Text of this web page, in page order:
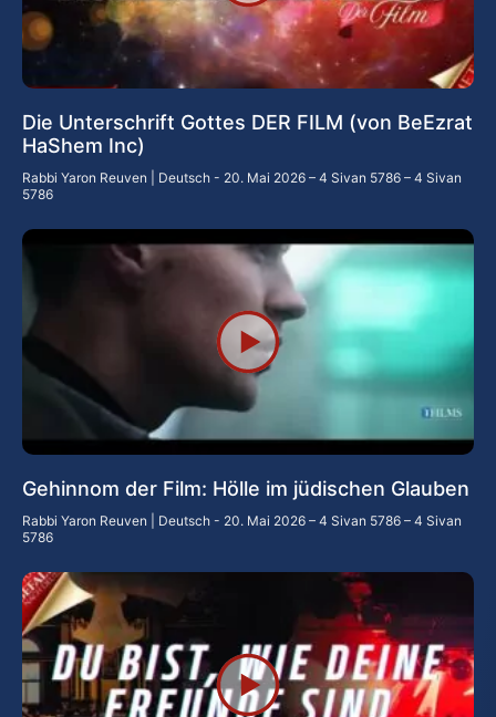
Die Unterschrift Gottes DER FILM (von BeEzrat
HaShem Inc)
Rabbi Yaron Reuven | Deutsch
20. Mai 2026 – 4 Sivan 5786 – 4 Sivan
5786
Gehinnom der Film: Hölle im jüdischen Glauben
Rabbi Yaron Reuven | Deutsch
20. Mai 2026 – 4 Sivan 5786 – 4 Sivan
5786